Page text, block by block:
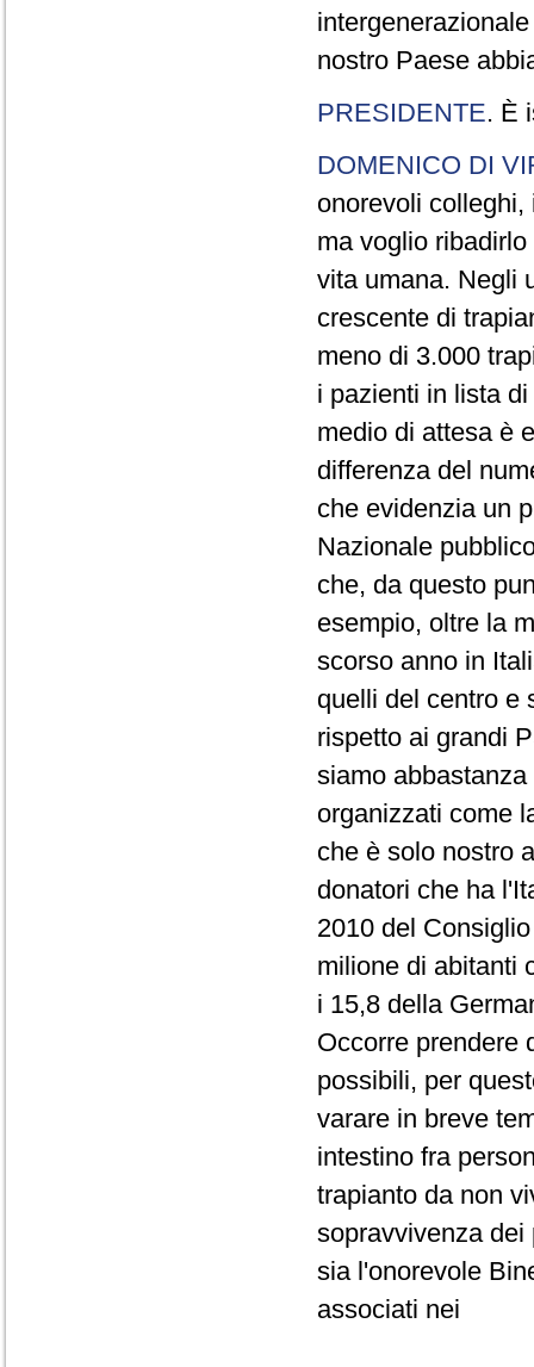
nostro Paese
PRESIDENTE. È
DOMENICO DI
onorevoli
ma voglio
vita umana. Negli
crescente di
meno di 3.000
i pazienti in lista
medio di attesa è
differenza del
che evidenzia un
Nazionale
che, da questo
esempio, oltre la
scorso anno in
quelli del centro e
rispetto ai grandi
siamo
organizzati come
che è solo nostro
donatori che ha
2010 del
milione di abitanti
i 15,8 della
Occorre prendere
possibili, per
varare in breve
intestino fra
trapianto da non
sopravvivenza dei
sia l'onorevole
associati nei